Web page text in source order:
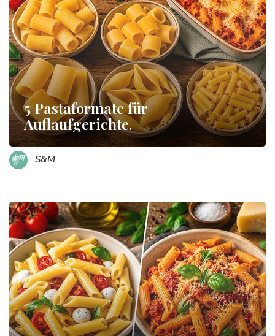
5 Pastaformate für
Auflaufgerichte.
S&M